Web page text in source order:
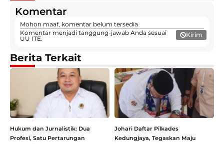
Komentar
Mohon maaf, komentar belum tersedia
Komentar menjadi tanggung-jawab Anda sesuai
UU ITE.
Kirim
Berita Terkait
Hukum dan Jurnalistik: Dua
Profesi, Satu Pertarungan
Johari Daftar Pilkades
Kedungjaya, Tegaskan Maju